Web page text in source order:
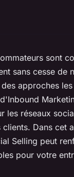
sont
sans cesse de
approches
les réseaux
Dans cet
Selling peut
pour votre